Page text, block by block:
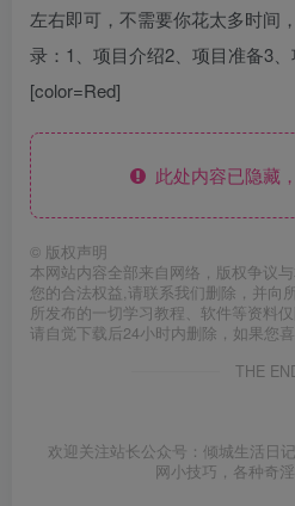
左右即可，不需要你花太多时间
录：1、项目介绍2、项目准备3
[color=Red]
此处内容已隐藏
© 版权声明
本网站内容全部来自网络，版权争议
您的合法权益,请联系我们删除，并向
所发布的一切学习教程、软件等资料
请自觉下载后24小时内删除，如果您
THE
欢迎关注站长公众号：倾城生活日
网小技巧，各种奇